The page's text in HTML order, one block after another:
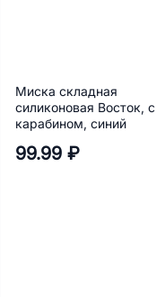
Миска складная
силиконовая Восток, с
карабином, синий
99.99 ₽